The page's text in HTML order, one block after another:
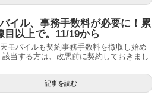
イル、事務手数料が必要に！累
目以上で。11/19から
モバイルも契約事務手数料を徴収し始め
該当する方は、改悪前に契約しておきまし
記事を読む